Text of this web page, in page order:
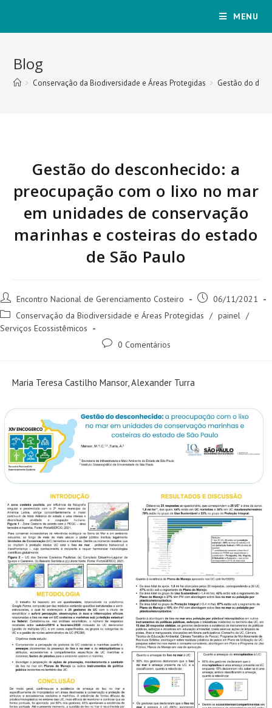
MENU
Blog
> Conservação da Biodiversidade e Áreas Protegidas > Gestão do
Gestão do desconhecido: a
preocupação com o lixo no mar
em unidades de conservação
marinhas e costeiras do estado
de São Paulo
Encontro Nacional de Gerenciamento Costeiro
06/11/2021
Conservação da Biodiversidade e Áreas Protegidas / painel
/
Serviços Ecossistêmicos
0 Comentários
Maria Teresa Castilho Mansor, Alexander Turra